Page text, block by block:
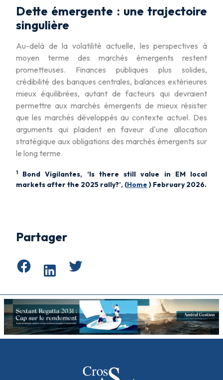
Dette émergente : une trajectoire
singulière
Au-delà de la volatilité actuelle, les perspectives à
moyen terme des marchés émergents restent
prometteuses. Finances publiques plus solides,
crédibilité des banques centrales, balances extérieures
mieux équilibrées, autant de facteurs qui devraient
permettre aux marchés émergents de mieux résister
que les marchés développés au contexte actuel. Des
arguments qui plaident en faveur d'une allocation
stratégique aux obligations des marchés émergents sur
le long terme.
1
Bond Vigilantes, ‘Is there still value in EM local
markets after the 2025 rally?’, (Home ) February 2026.
Partager